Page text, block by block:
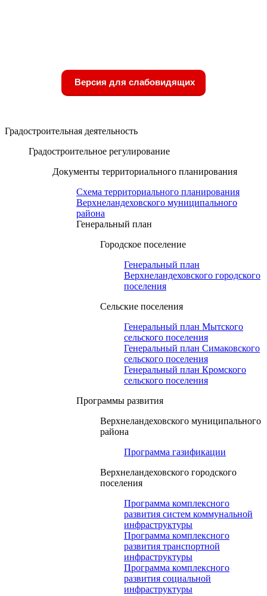
Версия для слабовидящих
Градостроительная деятельность
Градостроительное регулирование
Документы территориального планирования
Схема территориального планирования
Верхнеландеховского муниципального
района
Генеральный план
Городское поселение
Генеральный план
Верхнеландеховского городского
поселения
Сельские поселения
Генеральный план Мытского
сельского поселения
Генеральный план Симаковского
сельского поселения
Генеральный план Кромского
сельского поселения
Программы развития
Верхнеландеховского муниципального
района
Программа газификации
Верхнеландеховского городского
поселения
Программа комплексного
развития систем коммунальной
инфраструктуры
Программа комплексного
развития транспортной
инфраструктуры
Программа комплексного
развития социальной
инфраструктуры